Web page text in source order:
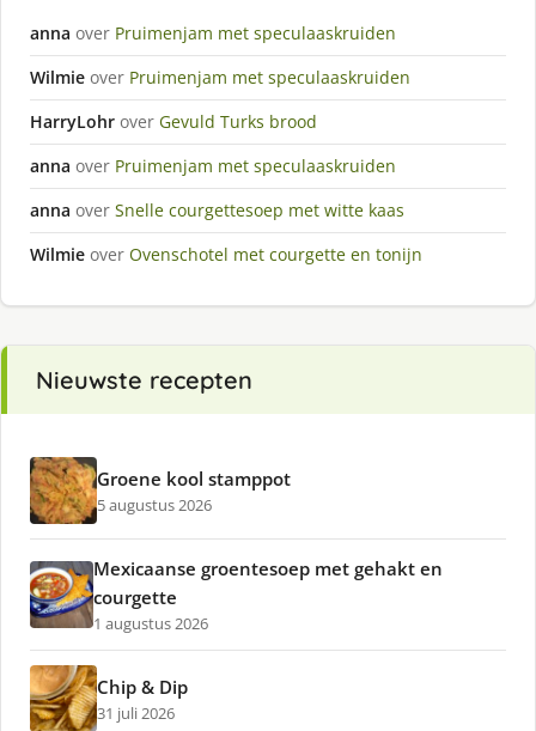
anna over Pruimenjam met speculaaskruiden
Wilmie over Pruimenjam met speculaaskruiden
HarryLohr over Gevuld Turks brood
anna over Pruimenjam met speculaaskruiden
anna over Snelle courgettesoep met witte kaas
Wilmie over Ovenschotel met courgette en tonijn
Nieuwste recepten
Groene kool stamppot
5 augustus 2026
Mexicaanse groentesoep met gehakt en
courgette
1 augustus 2026
Chip & Dip
31 juli 2026